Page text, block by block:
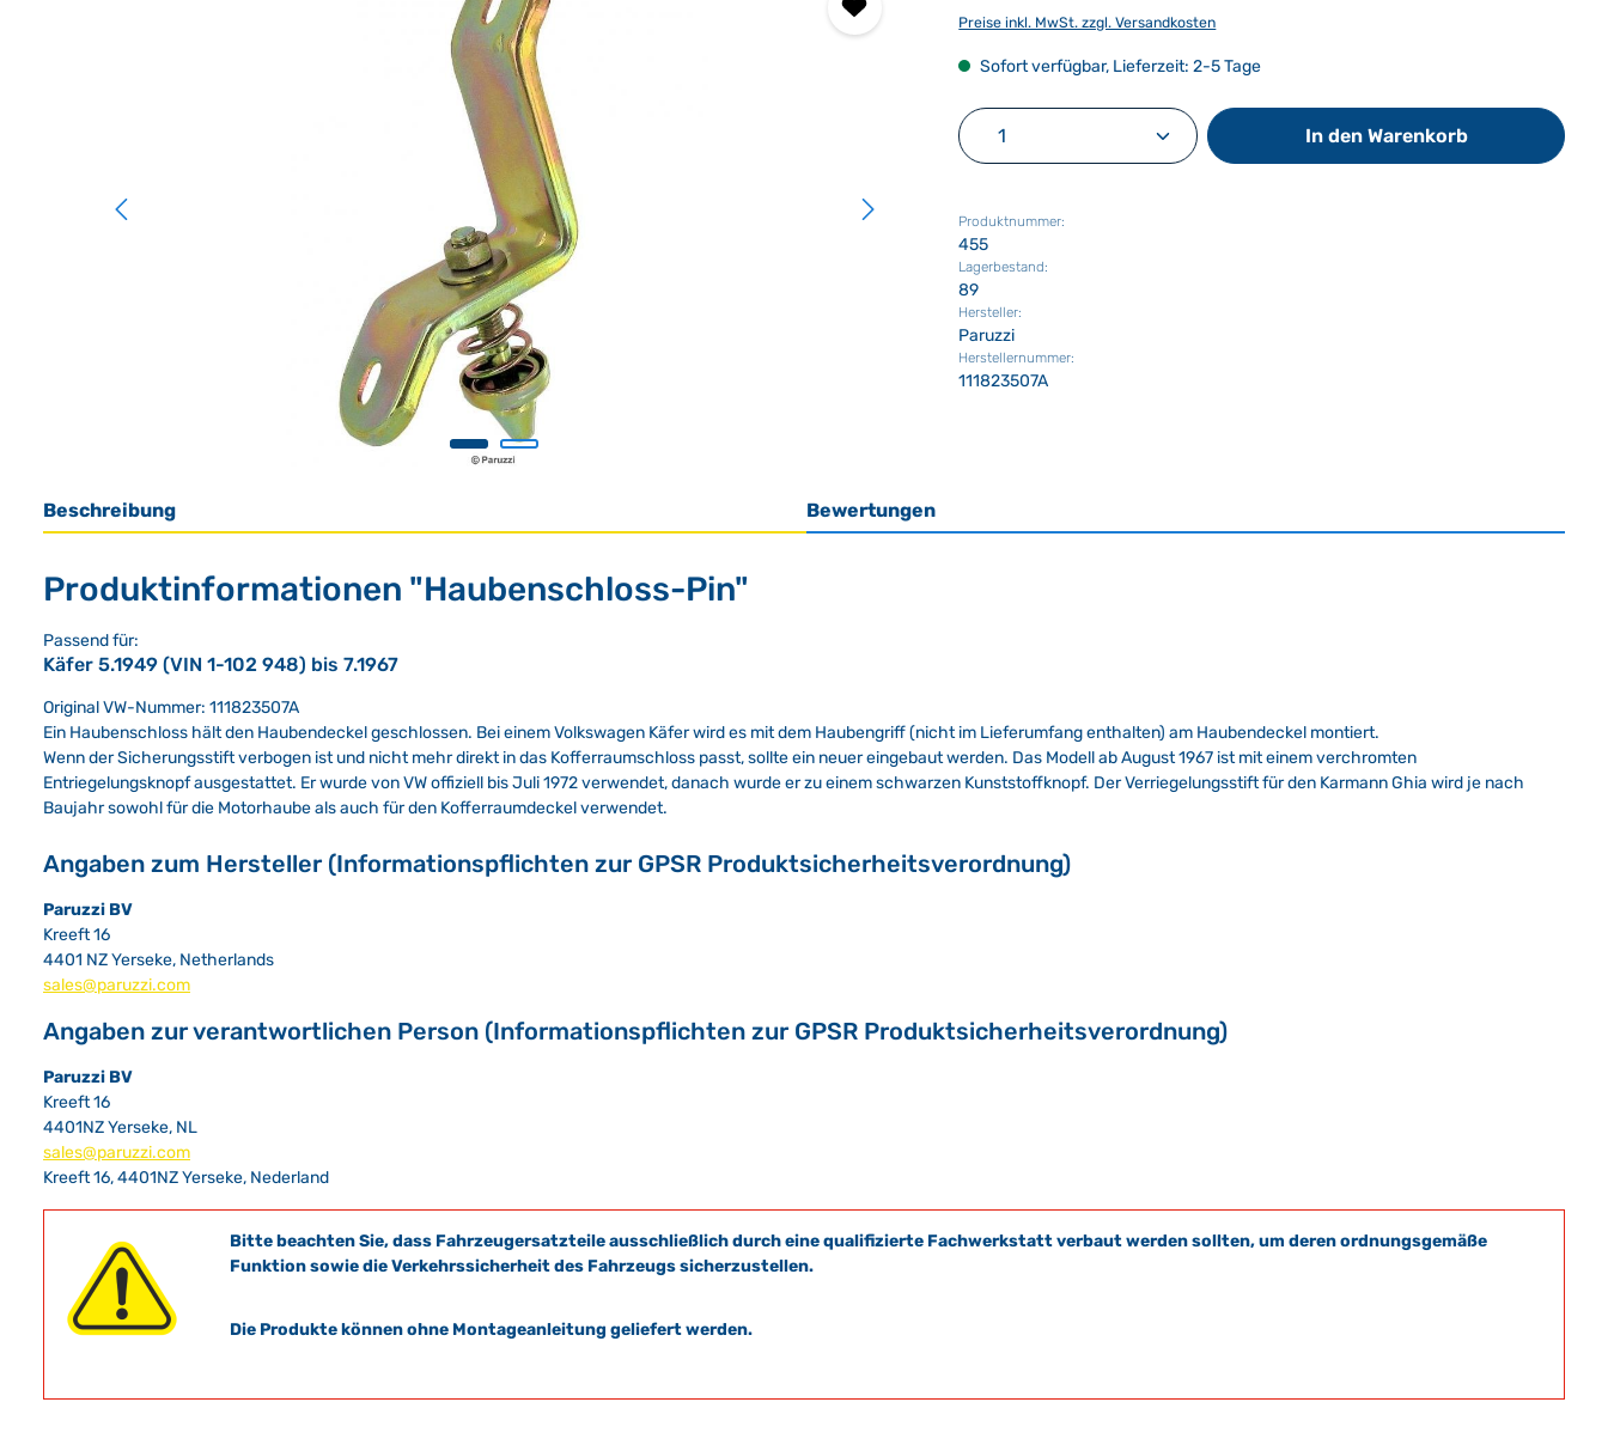
Preise inkl. MwSt. zzgl. Versandkosten
Sofort verfügbar, Lieferzeit: 2-5 Tage
Produkt Anzahl: Gib den gewünschten Wert ein
In den Warenkorb
Produktnummer:
455
Lagerbestand:
89
Hersteller:
Paruzzi
Herstellernummer:
111823507A
Beschreibung Bewertungen
Produktinformationen "Haubenschloss-Pin"
Passend für:
Käfer 5.1949 (VIN 1-102 948) bis 7.1967
Original VW-Nummer: 111823507A
Ein Haubenschloss hält den Haubendeckel geschlossen. Bei einem Volkswagen Käfer wird es mit dem Haubengriff (nicht im Lieferumfang enthalten) am Haubendeckel montiert.
Wenn der Sicherungsstift verbogen ist und nicht mehr direkt in das Kofferraumschloss passt, sollte ein neuer eingebaut werden. Das Modell ab August 1967 ist mit einem verchromten
Entriegelungsknopf ausgestattet. Er wurde von VW offiziell bis Juli 1972 verwendet, danach wurde er zu einem schwarzen Kunststoffknopf. Der Verriegelungsstift für den Karmann Ghia wird je nach
Baujahr sowohl für die Motorhaube als auch für den Kofferraumdeckel verwendet.
Angaben zum Hersteller (Informationspflichten zur GPSR Produktsicherheitsverordnung)
Paruzzi BV
Kreeft 16
4401 NZ Yerseke, Netherlands
sales@paruzzi.com
Angaben zur verantwortlichen Person (Informationspflichten zur GPSR Produktsicherheitsverordnung)
Paruzzi BV
Kreeft 16
4401NZ Yerseke, NL
sales@paruzzi.com
Kreeft 16, 4401NZ Yerseke, Nederland
Bitte beachten Sie, dass Fahrzeugersatzteile ausschließlich durch eine qualifizierte Fachwerkstatt verbaut werden sollten, um deren ordnungsgemäße
Funktion sowie die Verkehrssicherheit des Fahrzeugs sicherzustellen.
Die Produkte können ohne Montageanleitung geliefert werden.